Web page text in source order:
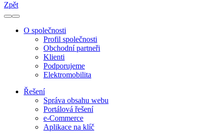
Zpět
O společnosti
Profil společnosti
Obchodní partneři
Klienti
Podporujeme
Elektromobilita
Řešení
Správa obsahu webu
Portálová řešení
e-Commerce
Aplikace na klíč